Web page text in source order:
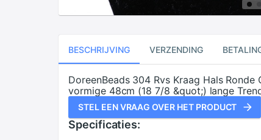
BESCHRIJVING VERZENDING
DoreenBeads 304 Rvs Kraag Hals
vormige 48cm (18 7/8 &quot;) lange
STEL EEN VRAAG OVER HET PRODUCT
Specificaties: